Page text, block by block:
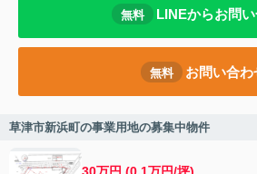
無料 LINEからお問
無料 お問い合わ
草津市新浜町の事業用地の募集中物件
30万円 (0.1万円/坪)